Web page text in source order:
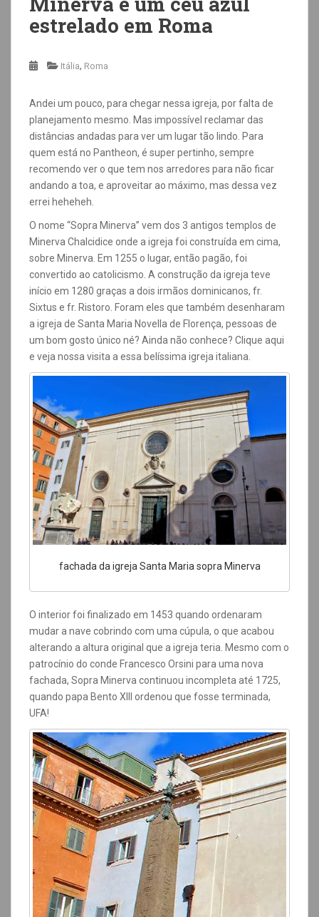
estrelado em Roma
Itália, Roma
Andei um pouco, para chegar nessa igreja, por falta de
planejamento mesmo. Mas impossível reclamar das
distâncias andadas para ver um lugar tão lindo. Para
quem está no Pantheon, é super pertinho, sempre
recomendo ver o que tem nos arredores para não ficar
andando a toa, e aproveitar ao máximo, mas dessa vez
errei heheheh.
O nome “Sopra Minerva” vem dos 3 antigos templos de
Minerva Chalcidice onde a igreja foi construída em cima,
sobre Minerva. Em 1255 o lugar, então pagão, foi
convertido ao catolicismo. A construção da igreja teve
início em 1280 graças a dois irmãos dominicanos, fr.
Sixtus e fr. Ristoro. Foram eles que também desenharam
a igreja de Santa Maria Novella de Florença, pessoas de
um bom gosto único né? Ainda não conhece? Clique aqui
e veja nossa visita a essa belíssima igreja italiana.
fachada da igreja Santa Maria sopra Minerva
O interior foi finalizado em 1453 quando ordenaram
mudar a nave cobrindo com uma cúpula, o que acabou
alterando a altura original que a igreja teria. Mesmo com o
patrocínio do conde Francesco Orsini para uma nova
fachada, Sopra Minerva continuou incompleta até 1725,
quando papa Bento XIII ordenou que fosse terminada,
UFA!